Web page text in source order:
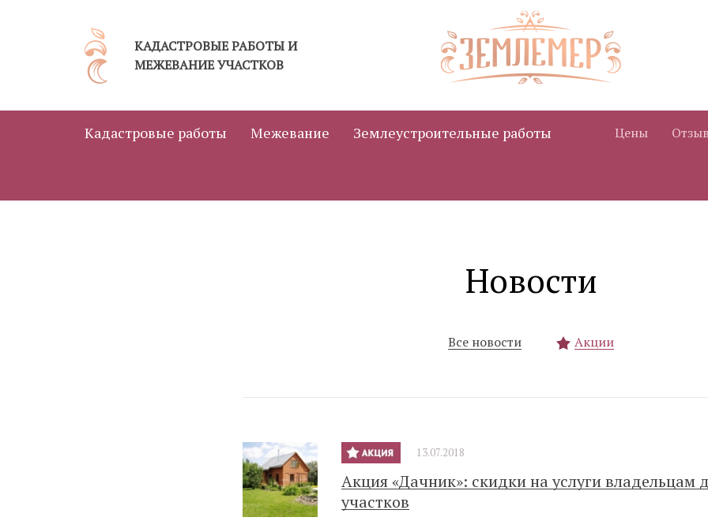
КАДАСТРОВЫЕ РАБОТЫ И
МЕЖЕВАНИЕ УЧАСТКОВ
Кадастровые работы Межевание Землеустроительные работы Цены
Новости
Все новости Акции
13.07.2018
Акция «Дачник»: скидки на услуги владельцам
участков